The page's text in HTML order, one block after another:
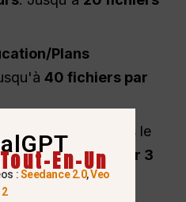
Plans
40 fichiers par
pris en compte dans le
de 80 fichiers par 3
Plus
En-Un
:Seedance 2.0,Veo